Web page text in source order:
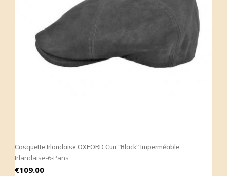
Casquette Irlandaise OXFORD Cuir "Black" Imperméable
Irlandaise-6-Pans
Price
€109.00